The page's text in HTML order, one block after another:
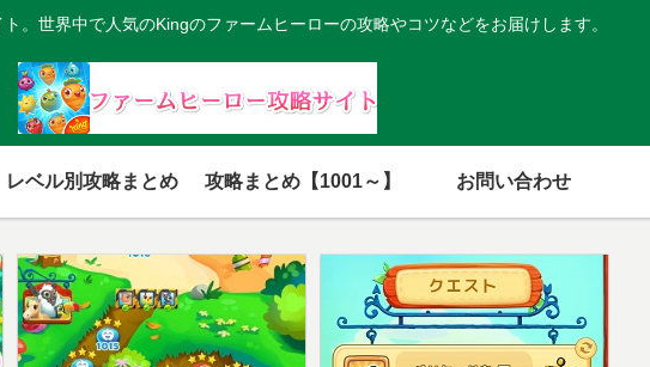
。世界中で人気のKingのファームヒーローの攻略やコツなどをお届けします。
レベル別攻略まとめ 攻略まとめ【1001～】 お問い合わせ